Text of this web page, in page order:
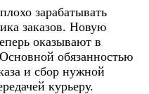
зарабатывать
заказов. Новую
оказывают в
обязанностью
и сбор нужной
курьеру.